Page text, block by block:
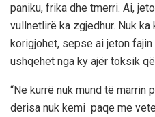
paniku, frika dhe tmerri. Ai,
vullnetlirë ka zgjedhur. Nuk
korigjohet, sepse ai jeton
ushqehet nga ky ajër toksik
“Ne kurrë nuk mund të marrin
derisa nuk kemi paqe me